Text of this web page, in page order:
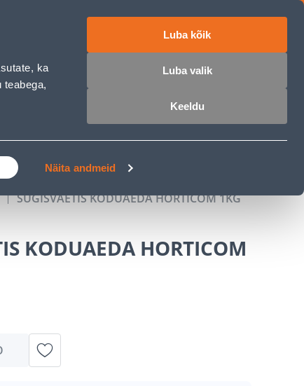
ka
Näita andmeid
Luba kõik
Luba valik
Keeldu
SÜGISVÄETIS KODUAEDA HORTICOM 1KG
KODUAEDA HORTICOM